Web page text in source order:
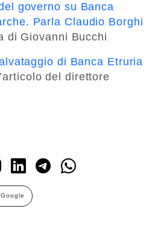
governo su Banca
Parla Claudio Borghi
di Giovanni Bucchi
di Banca Etruria
del direttore